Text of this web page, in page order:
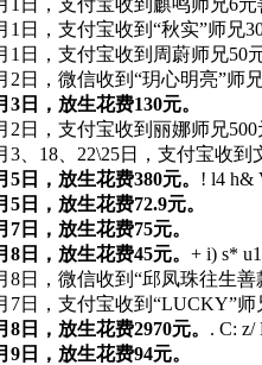
1日，支付宝收到“秋实”师兄
1日，支付宝收到周蔚师兄50
2日，微信收到“玥心明亮”师
3日，放生花费130元。
2日，支付宝收到丽娜师兄500
3、18、22\25日，支付宝收到
5日，放生花费380元。 ! l4 h&
5日，放生花费72.9元。
7日，放生花费75元。
8日，放生花费45元。 + i) s*
8日，微信收到“邱凤珠往生善
7日，支付宝收到“LUCKY”师
8日，放生花费2970元。 . C:
9日，放生花费94元。